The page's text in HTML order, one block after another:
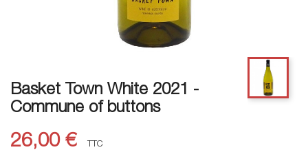
Basket Town White 2021 -
Commune of buttons
26,00 € TTC